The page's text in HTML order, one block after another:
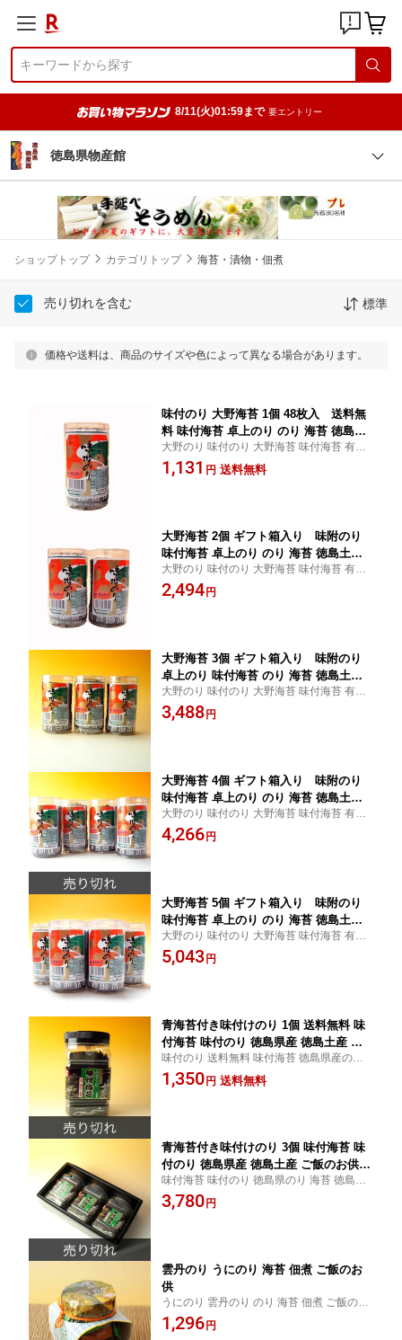
8/11(火)01:59まで 要エントリー
徳島県物産館
ショップトップ カテゴリトップ 海苔・漬物・佃煮
売り切れを含む 標準
価格や送料は、商品のサイズや色によって異なる場合があります。
味付のり 大野海苔 1個 48枚入 送料無
料 味付海苔 卓上のり のり 海苔 徳島土
産 ギフト
大野のり 味付のり 大野海苔 味付海苔 有名
のり のり 海苔 徳島土産 お中元 お歳暮 贈答
品 ギフト
1,131 円 送料無料
大野海苔 2個 ギフト箱入り 味附のり
味付海苔 卓上のり のり 海苔 徳島土産
お中元 お歳暮 ギフト
大野のり 味付のり 大野海苔 味付海苔 有名
のり のり 海苔 徳島土産 お中元 お歳暮 贈答
品 ギフト
2,494 円
大野海苔 3個 ギフト箱入り 味附のり
卓上のり 味付海苔 のり 海苔 徳島土産
お中元 お歳暮 ギフト
大野のり 味付のり 大野海苔 味付海苔 有名
のり のり 海苔 徳島土産 お中元 お歳暮 贈答
品 ギフト
3,488 円
大野海苔 4個 ギフト箱入り 味附のり
味付海苔 卓上のり のり 海苔 徳島土産
お中元 お歳暮 ギフト
大野のり 味付のり 大野海苔 味付海苔 有名
のり のり 海苔 徳島土産 お中元 お歳暮 贈答
品 ギフト
4,266 円
大野海苔 5個 ギフト箱入り 味附のり
味付海苔 卓上のり のり 海苔 徳島土産
お中元 お歳暮 ギフト
大野のり 味付のり 大野海苔 味付海苔 有名
のり のり 海苔 徳島土産 お中元 お歳暮 贈答
品 ギフト
5,043 円
青海苔付き味付けのり 1個 送料無料 味
付海苔 味付のり 徳島県産 徳島土産 ご
飯のお供
味付のり 送料無料 味付海苔 徳島県産のり
海苔 徳島土産
1,350 円 送料無料
青海苔付き味付けのり 3個 味付海苔 味
付のり 徳島県産 徳島土産 ご飯のお供
お中元 お歳暮 ギフト
味付海苔 味付のり 徳島県のり 海苔 徳島土
産 お中元 お歳暮 ギフトセット
3,780 円
雲丹のり うにのり 海苔 佃煮 ご飯のお
供
うにのり 雲丹のり のり 海苔 佃煮 ご飯のお
供
1,296 円